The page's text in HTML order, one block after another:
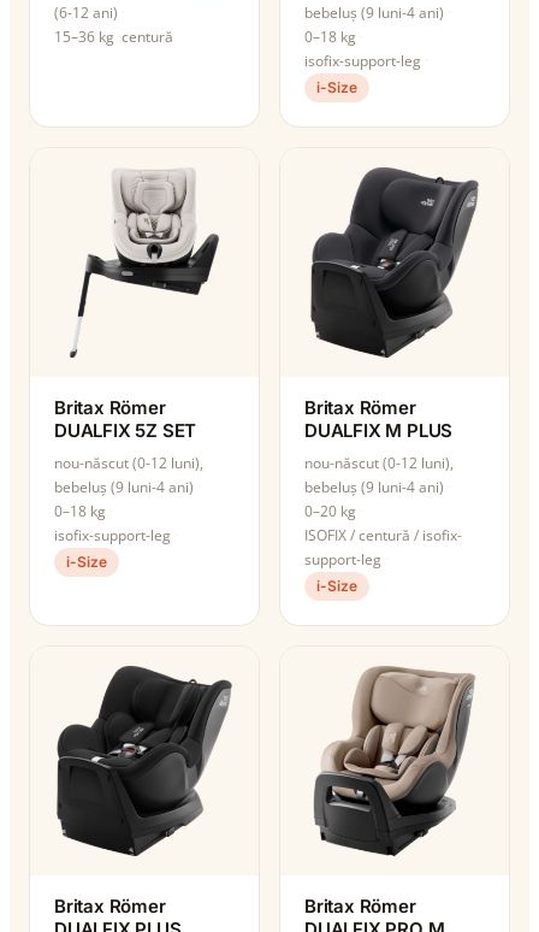
(6-12 ani)
15–36 kg centură
bebeluș (9 luni-4 ani)
0–18 kg
isofix-support-leg
i-Size
Britax Römer
DUALFIX 5Z SET
nou-născut (0-12 luni),
bebeluș (9 luni-4 ani)
0–18 kg
isofix-support-leg
i-Size
Britax Römer
DUALFIX M PLUS
nou-născut (0-12 luni),
bebeluș (9 luni-4 ani)
0–20 kg
ISOFIX / centură / isofix-
support-leg
i-Size
Britax Römer
Britax Römer